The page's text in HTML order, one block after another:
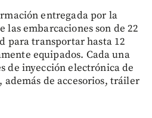
entregada por la
las embarcaciones son de 22
para transportar hasta 12
equipados. Cada una
de inyección electrónica de
además de accesorios, tráiler